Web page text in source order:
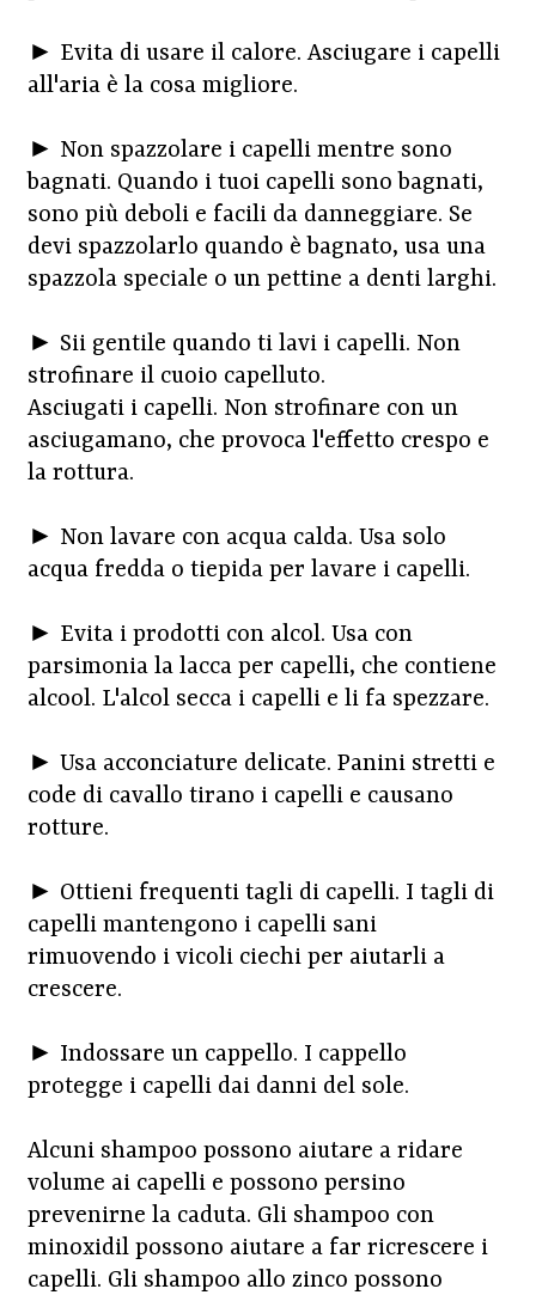
► Evita di usare il calore. Asciugare i capelli
all'aria è la cosa migliore.
► Non spazzolare i capelli mentre sono
bagnati. Quando i tuoi capelli sono bagnati,
sono più deboli e facili da danneggiare. Se
devi spazzolarlo quando è bagnato, usa una
spazzola speciale o un pettine a denti larghi.
► Sii gentile quando ti lavi i capelli. Non
strofinare il cuoio capelluto.
Asciugati i capelli. Non strofinare con un
asciugamano, che provoca l'effetto crespo e
la rottura.
► Non lavare con acqua calda. Usa solo
acqua fredda o tiepida per lavare i capelli.
► Evita i prodotti con alcol. Usa con
parsimonia la lacca per capelli, che contiene
alcool. L'alcol secca i capelli e li fa spezzare.
► Usa acconciature delicate. Panini stretti e
code di cavallo tirano i capelli e causano
rotture.
► Ottieni frequenti tagli di capelli. I tagli di
capelli mantengono i capelli sani
rimuovendo i vicoli ciechi per aiutarli a
crescere.
► Indossare un cappello. I cappello
protegge i capelli dai danni del sole.
Alcuni shampoo possono aiutare a ridare
volume ai capelli e possono persino
prevenirne la caduta. Gli shampoo con
minoxidil possono aiutare a far ricrescere i
capelli. Gli shampoo allo zinco possono